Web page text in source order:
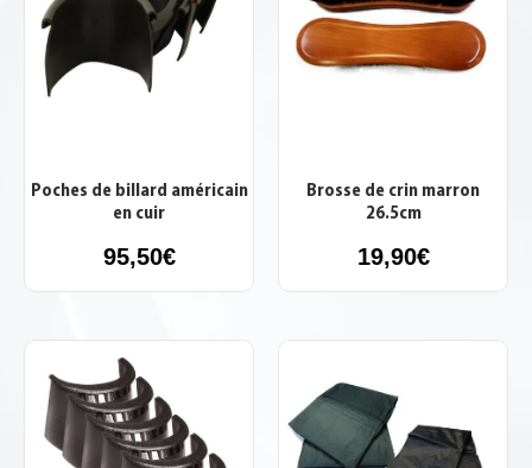
Poches de billard américain
en cuir
95,50€
Brosse de crin marron
26.5cm
19,90€